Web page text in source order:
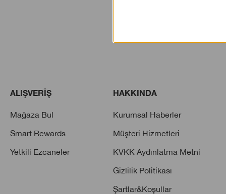
ALIŞVERİŞ
Mağaza Bul
Smart Rewards
Yetkili Ezcaneler
HAKKINDA
Kurumsal Haberler
Müşteri Hizmetleri
KVKK Aydınlatma Metni
Gizlilik Politikası
Şartlar&Koşullar